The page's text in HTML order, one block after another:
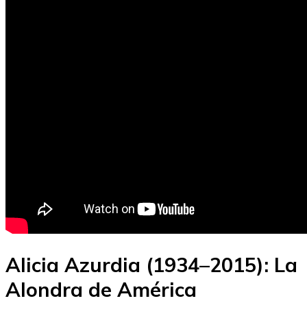
Alicia Azurdia (1934–2015): La
Alondra de América